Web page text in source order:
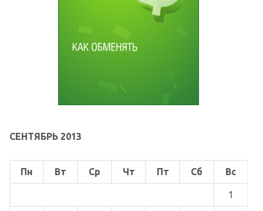
СЕНТЯБРЬ 2013
Пн Вт Ср Чт Пт Сб Вс
1